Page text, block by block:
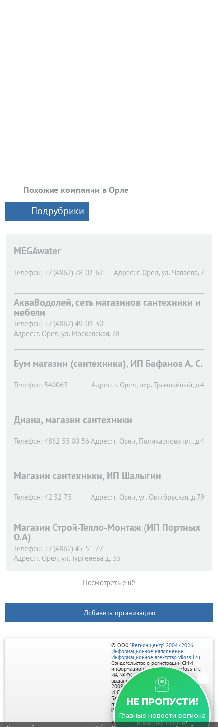
Похожие компании в Орле
Подрубрики
MEGAwater
Телефон: +7 (4862) 78-02-62 Адрес: г. Орел, ул. Чапаева, 7
АкваВодолей, сеть магазинов сантехники и
мебели
Телефон: +7 (4862) 49-09-30
Адрес: г. Орел, ул. Московская, 78
Бум магазин (сантехника), ИП Бафанов А. С.
Телефон: 540063 Адрес: г. Орел, пер. Трамвайный, д.4
Диана, магазин сантехники
Телефон: 4862 55 80 56 Адрес: г. Орел, Поликарпова пл., д.4
Магазин сантехники, ИП Шалыгин
Телефон: 42 32 75 Адрес: г. Орел, ул. Октябрьская, д.79
Магазин Строй-Тепло-Монтаж (ИП Портных
О.А)
Телефон: +7 (4862) 45-51-77
Адрес: г. Орел, ул. Тургенева, д. 35
Посмотреть ещё
Добавить организацию
НЕ ПРОПУСТИ!
Главные новости региона
в вашей почте!
© ООО "Регион центр" 2004 - 2026
Информационное наполнение:
Информационное агентство vRossii.ru
Свидетельство о регистрации СМИ
информационного агентства vRossii.ru
ИА № ФС 77‑35502
выдано РОСКОМНАДЗОРом 04 марта
2009г.
И. О. Главного редактора Нарыков А. Н.
Баннеры на портале размещаются на
правах рекламы.
Реклама на портале:
Рекламное агентство "Умный маркетинг"
тел. 7-910-267-70-40,